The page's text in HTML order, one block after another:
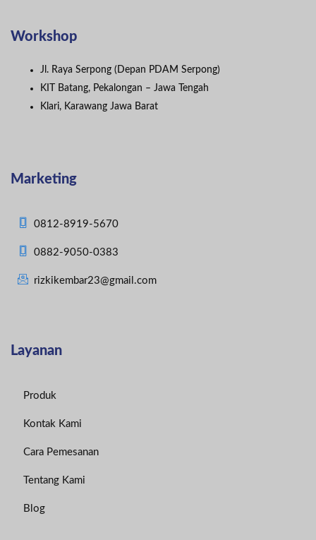
Workshop
Jl. Raya Serpong (Depan PDAM Serpong)
KIT Batang, Pekalongan – Jawa Tengah
Klari, Karawang Jawa Barat
Marketing
0812-8919-5670
0882-9050-0383
rizkikembar23@gmail.com
Layanan
Produk
Kontak Kami
Cara Pemesanan
Tentang Kami
Blog